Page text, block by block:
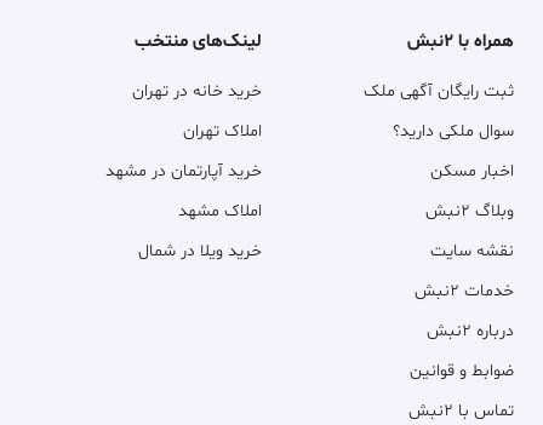
همراه با ۲نبش
ثبت رایگان آگهی ملک
سوال ملکی دارید؟
اخبار مسکن
وبلاگ ۲نبش
نقشه سایت
خدمات ۲نبش
درباره ۲نبش
ضوابط و قوانین
تماس با ۲نبش
لینک‌های منتخب
خرید خانه در تهران
املاک تهران
خرید آپارتمان در مشهد
املاک مشهد
خرید ویلا در شمال